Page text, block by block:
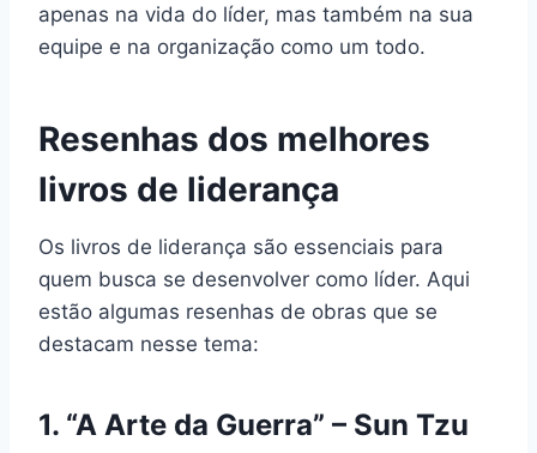
apenas na vida do líder, mas também na sua
equipe e na organização como um todo.
Resenhas dos melhores
livros de liderança
Os livros de liderança são essenciais para
quem busca se desenvolver como líder. Aqui
estão algumas resenhas de obras que se
destacam nesse tema:
1. “A Arte da Guerra” – Sun Tzu